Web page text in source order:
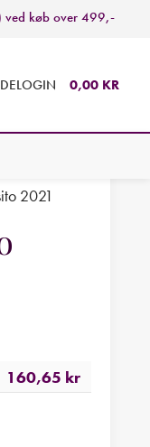
ved køb over 499,-
0,00 KR
2021
160,65 kr